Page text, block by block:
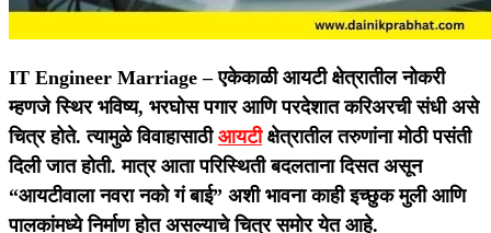
IT Engineer Marriage –एकेकाळी आयटी क्षेत्रातील नोकरी
म्हणजे स्थिर भविष्य, भरघोस पगार आणि परदेशात करिअरची संधी असे
चित्र होते. त्यामुळे विवाहासाठी आयटीक्षेत्रातील तरुणांना मोठी पसंती
दिली जात होती. मात्र आता परिस्थिती बदलताना दिसत असून
“आयटीवाला नवरा नको गं बाई” अशी भावना काही इच्छुक मुली आणि
पालकांमध्ये निर्माण होत असल्याचे चित्र समोर येत आहे.